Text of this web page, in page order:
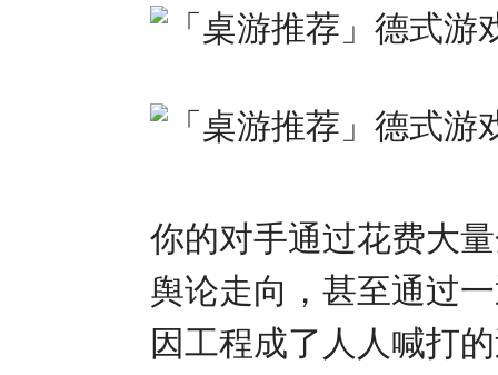
你的对手通过花费大
舆论走向，甚至通过
因工程成了人人喊打